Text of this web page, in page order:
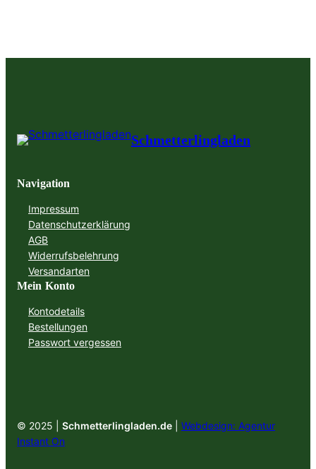
Schmetterlingladen
Navigation
Impressum
Datenschutzerklärung
AGB
Widerrufsbelehrung
Versandarten
Mein Konto
Kontodetails
Bestellungen
Passwort vergessen
© 2025 | Schmetterlingladen.de
Webdesign: Agentur
Instant On